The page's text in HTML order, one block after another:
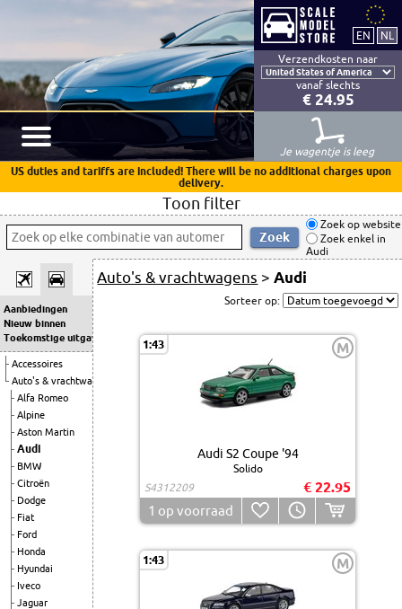
Verzendkosten naar
vanaf slechts
€ 24.95
Je wagentje is leeg
US duties and tariffs are included! There will be no additional charges upon
delivery.
Toon filter
Zoek op website
Zoek enkel in
Audi
Aanbiedingen
Nieuw binnen
Toekomstige uitgaven
Accessoires
Auto's & vrachtwagens
Alfa Romeo
Alpine
Aston Martin
Audi
BMW
Citroën
Dodge
Fiat
Ford
Honda
Hyundai
Iveco
Jaguar
Auto's & vrachtwagens >Audi
Sorteer op:
1:43 M
Audi S2 Coupe '94
Solido
S4312209
€ 22.95
1 op voorraad
1:43 M